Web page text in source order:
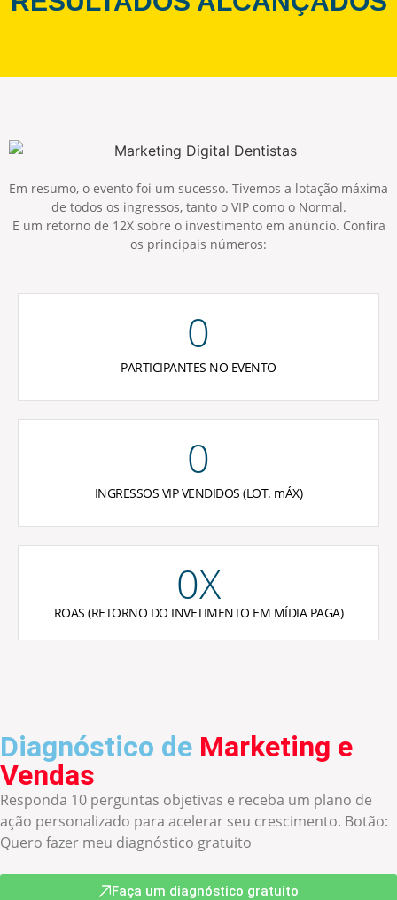
Em resumo, o evento foi um sucesso. Tivemos a lotação máxima
de todos os ingressos, tanto o VIP como o Normal.
E um retorno de 12X sobre o investimento em anúncio. Confira
os principais números:
PARTICIPANTES NO EVENTO
0
INGRESSOS VIP VENDIDOS (LOT. mÁX)
0
ROAS (RETORNO DO INVETIMENTO EM MÍDIA PAGA)
0X
Diagnóstico de Marketing e
Vendas
Responda 10 perguntas objetivas e receba um plano de
ação personalizado para acelerar seu crescimento. Botão:
Quero fazer meu diagnóstico gratuito
Faça um diagnóstico gratuito